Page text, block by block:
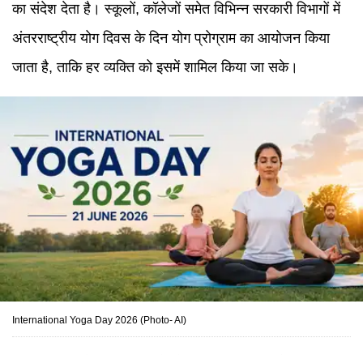
का संदेश देता है। स्कूलों, कॉलेजों समेत विभिन्न सरकारी विभागों में
अंतरराष्ट्रीय योग दिवस के दिन योग प्रोग्राम का आयोजन किया
जाता है, ताकि हर व्यक्ति को इसमें शामिल किया जा सके।
International Yoga Day 2026 (Photo- AI)